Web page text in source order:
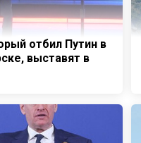
отбил Путин в
выставят в